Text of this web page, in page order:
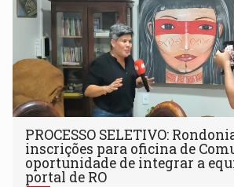
PROCESSO SELETIVO:
inscrições para oficina de
oportunidade de integrar a
portal de RO